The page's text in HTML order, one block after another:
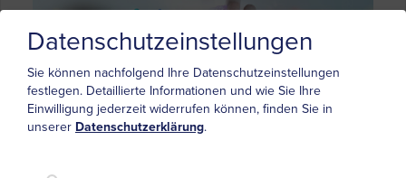
Datenschutzeinstellungen
Sie können nachfolgend Ihre Datenschutzeinstellungen
festlegen. Detaillierte Informationen und wie Sie Ihre
Einwilligung jederzeit widerrufen können, finden Sie in
unserer Datenschutzerklärung.